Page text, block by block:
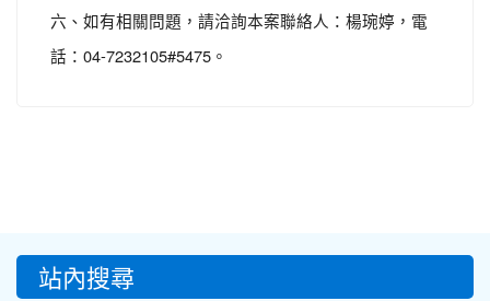
六、如有相關問題，請洽詢本案聯絡人：楊琬婷，電
話：04-7232105#5475。
::: 站內搜尋